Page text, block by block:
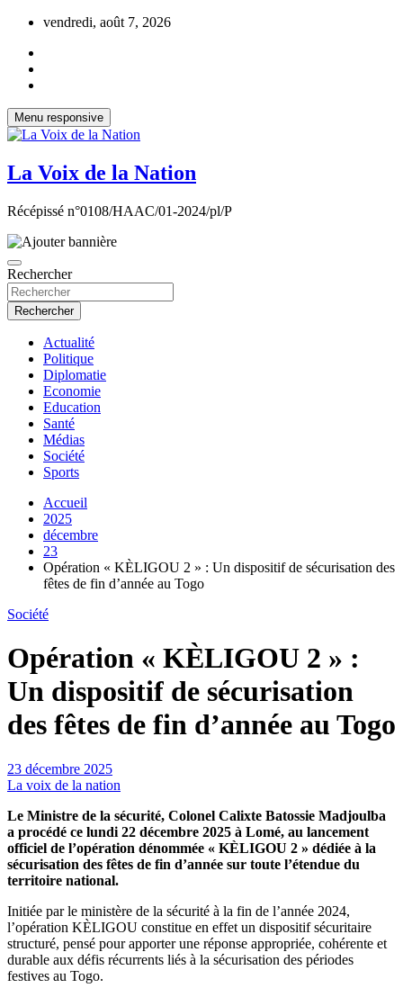
Aller
contenu
vendredi, août 7, 2026
Menu responsive
La Voix de la Nation
Récépissé n°0108/HAAC/01-2024/pl/P
Rechercher
Rechercher
Actualité
Politique
Diplomatie
Economie
Education
Santé
Médias
Société
Sports
Accueil
2025
décembre
23
Opération « KÈLIGOU 2 » : Un dispositif de sécurisation des
fêtes de fin d’année au Togo
Société
Opération « KÈLIGOU 2 » :
Un dispositif de sécurisation
des fêtes de fin d’année au Togo
23 décembre 2025
La voix de la nation
Le Ministre de la sécurité, Colonel Calixte Batossie Madjoulba
a procédé ce lundi 22 décembre 2025 à Lomé, au lancement
officiel de l’opération dénommée « KÈLIGOU 2 » dédiée à la
sécurisation des fêtes de fin d’année sur toute l’étendue du
territoire national.
Initiée par le ministère de la sécurité à la fin de l’année 2024,
l’opération KÈLIGOU constitue en effet un dispositif sécuritaire
structuré, pensé pour apporter une réponse appropriée, cohérente et
durable aux défis récurrents liés à la sécurisation des périodes
festives au Togo.